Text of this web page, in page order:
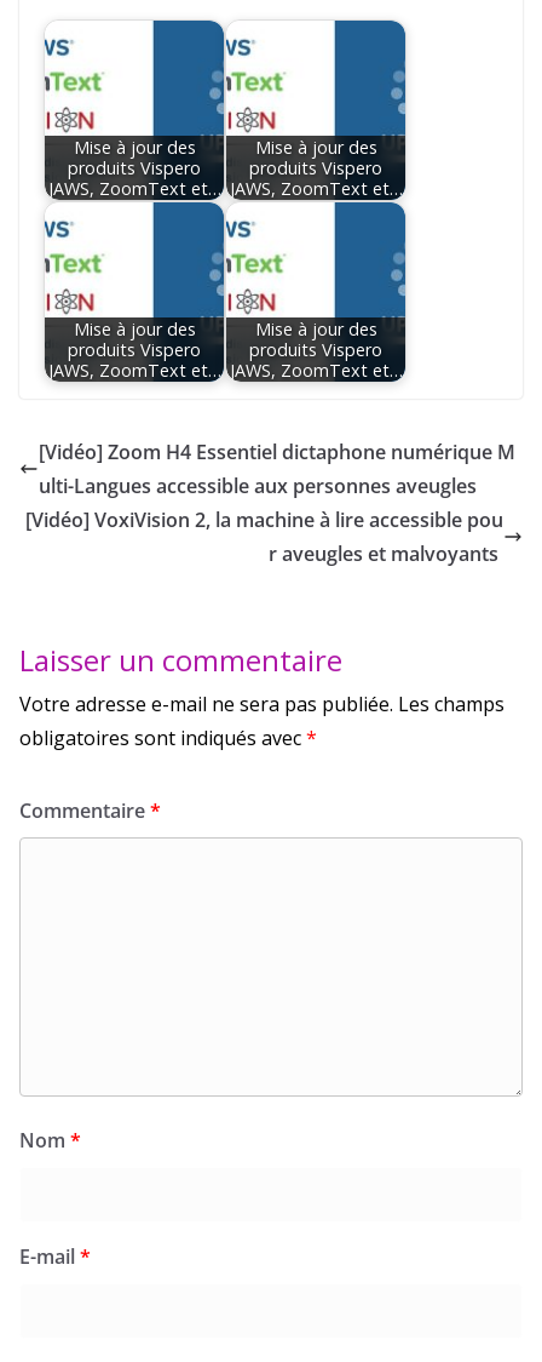
Mise à jour des
produits Vispero
JAWS, ZoomText et…
Mise à jour des
produits Vispero
JAWS, ZoomText et…
Mise à jour des
produits Vispero
JAWS, ZoomText et…
Mise à jour des
produits Vispero
JAWS, ZoomText et…
[Vidéo] Zoom H4 Essentiel dictaphone numérique M
ulti-Langues accessible aux personnes aveugles
[Vidéo] VoxiVision 2, la machine à lire accessible pou
r aveugles et malvoyants
Laisser un commentaire
Votre adresse e-mail ne sera pas publiée. Les champs
obligatoires sont indiqués avec*
Commentaire*
Nom *
E-mail*